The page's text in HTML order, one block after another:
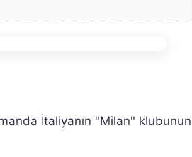
İtaliyanın "Milan" klubunun